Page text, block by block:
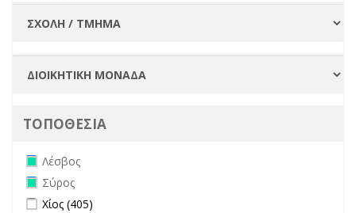
ΤΟΠΟΘΕΣΙΑ
Remove Λέσβος filter
Λέσβος
Remove Σύρος filter
Σύρος
Apply Χίος filter
Χίος (405)